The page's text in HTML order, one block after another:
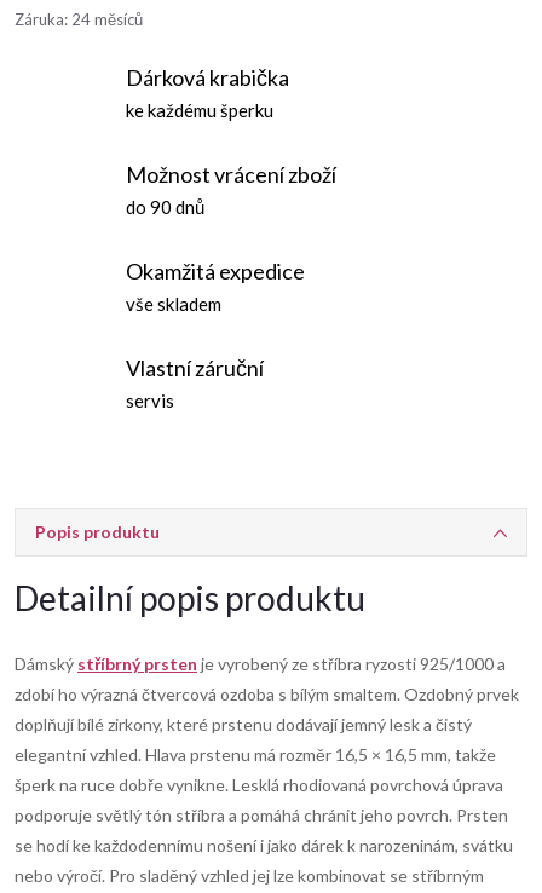
Záruka: 24 měsíců
Dárková krabička
ke každému šperku
Možnost vrácení zboží
do 90 dnů
Okamžitá expedice
vše skladem
Vlastní záruční
servis
Popis produktu
Detailní popis produktu
Dámský stříbrný prsten je vyrobený ze stříbra ryzosti 925/1000 a
zdobí ho výrazná čtvercová ozdoba s bílým smaltem. Ozdobný prvek
doplňují bílé zirkony, které prstenu dodávají jemný lesk a čistý
elegantní vzhled. Hlava prstenu má rozměr 16,5 × 16,5 mm, takže
šperk na ruce dobře vynikne. Lesklá rhodiovaná povrchová úprava
podporuje světlý tón stříbra a pomáhá chránit jeho povrch. Prsten
se hodí ke každodennímu nošení i jako dárek k narozeninám, svátku
nebo výročí. Pro sladěný vzhled jej lze kombinovat se stříbrným